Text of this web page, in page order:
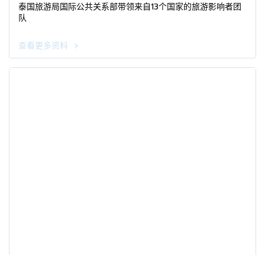
泰国旅游局国际公共关系部带领来自13个国家的旅游影响者团
队
查看更多资料